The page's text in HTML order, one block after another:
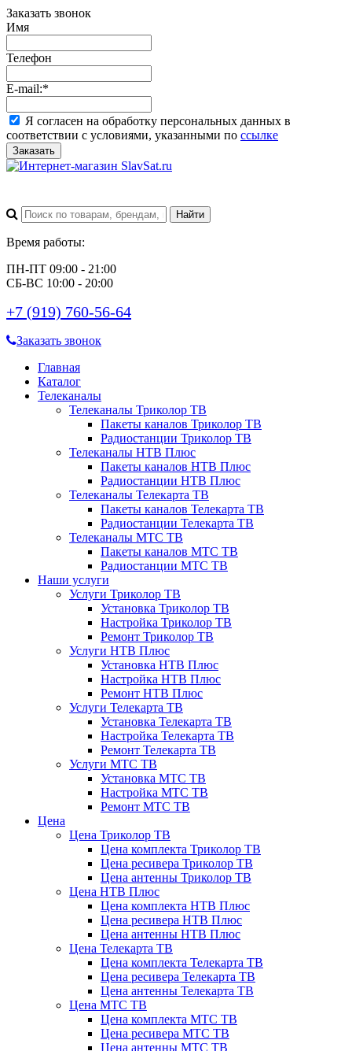
Заказать звонок
Имя
Телефон
E-mail:*
Я согласен на обработку персональных данных в
соответствии с условиями, указанными по ссылке
Заказать
Время работы:
ПН-ПТ 09:00 - 21:00
СБ-ВС 10:00 - 20:00
+7 (919) 760-56-64
Заказать звонок
Главная
Каталог
Телеканалы
Телеканалы Триколор ТВ
Пакеты каналов Триколор ТВ
Радиостанции Триколор ТВ
Телеканалы НТВ Плюс
Пакеты каналов НТВ Плюс
Радиостанции НТВ Плюс
Телеканалы Телекарта ТВ
Пакеты каналов Телекарта ТВ
Радиостанции Телекарта ТВ
Телеканалы МТС ТВ
Пакеты каналов МТС ТВ
Радиостанции МТС ТВ
Наши услуги
Услуги Триколор ТВ
Установка Триколор ТВ
Настройка Триколор ТВ
Ремонт Триколор ТВ
Услуги НТВ Плюс
Установка НТВ Плюс
Настройка НТВ Плюс
Ремонт НТВ Плюс
Услуги Телекарта ТВ
Установка Телекарта ТВ
Настройка Телекарта ТВ
Ремонт Телекарта ТВ
Услуги МТС ТВ
Установка МТС ТВ
Настройка МТС ТВ
Ремонт МТС ТВ
Цена
Цена Триколор ТВ
Цена комплекта Триколор ТВ
Цена ресивера Триколор ТВ
Цена антенны Триколор ТВ
Цена НТВ Плюс
Цена комплекта НТВ Плюс
Цена ресивера НТВ Плюс
Цена антенны НТВ Плюс
Цена Телекарта ТВ
Цена комплекта Телекарта ТВ
Цена ресивера Телекарта ТВ
Цена антенны Телекарта ТВ
Цена МТС ТВ
Цена комплекта МТС ТВ
Цена ресивера МТС ТВ
Цена антенны МТС ТВ